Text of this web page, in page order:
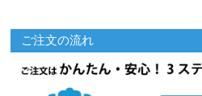
ご注文の流れ